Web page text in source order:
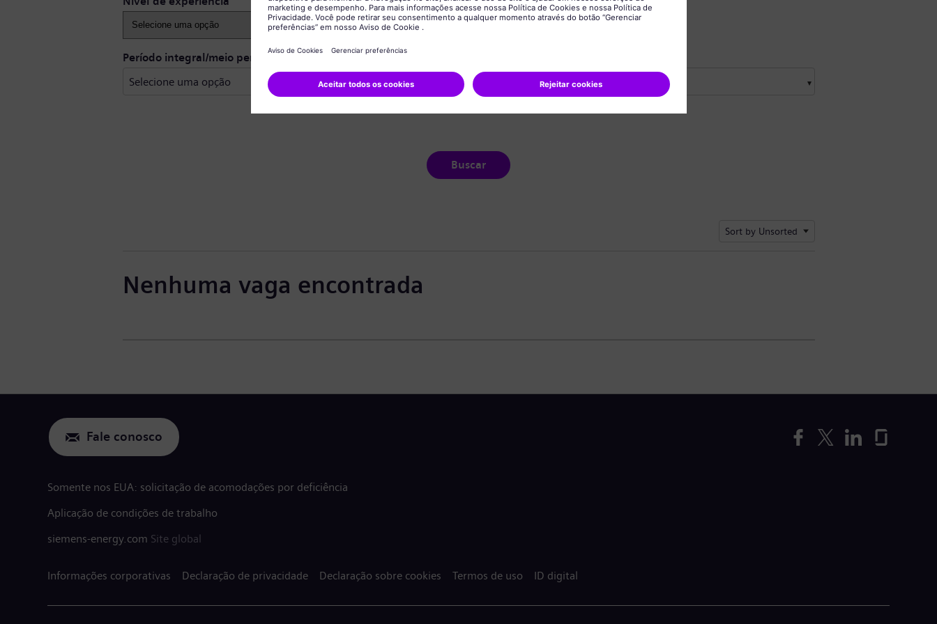
Período integral/meio período
Buscar
Sort by Unsorted
Nenhuma vaga encontrada
Fale conosco
Somente nos EUA: solicitação de acomodações por deficiência
Aplicação de condições de trabalho
siemens-energy.com Site global
Informações corporativas Declaração de privacidade Declaração sobre cookies Termos de uso ID digital